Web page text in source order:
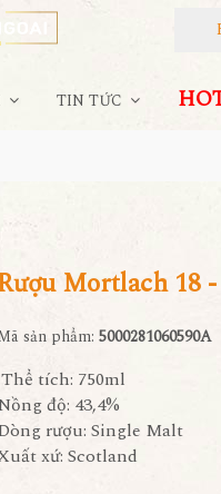
TIN TỨC
Mortlach 18
sản phẩm: 5000281060590A
Thể tích: 750ml
độ: 43,4%
rượu: Single Malt
xứ: Scotland